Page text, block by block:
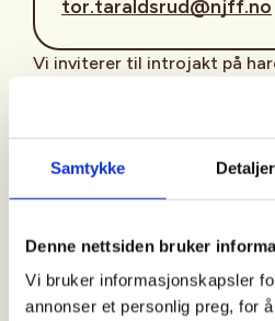
Samtykke Detaljer
Denne nettsiden bruker
Vi bruker informasjonskapsler
annonser et personlig preg, for
tor.taraldsrud@njff.no
Vi inviterer til introjakt på
Vestoppland harehundklubb.
rimeligste inngangsportene
tillegg er det en veldig sosial
jaktform med lange
jegere med noe erfaring, men
seg på en ny jaktform.
jegere vil bli prioritert ved